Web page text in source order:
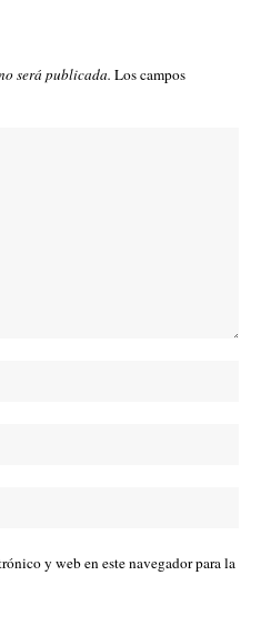
será publicada. Los campos
y web en este navegador para la